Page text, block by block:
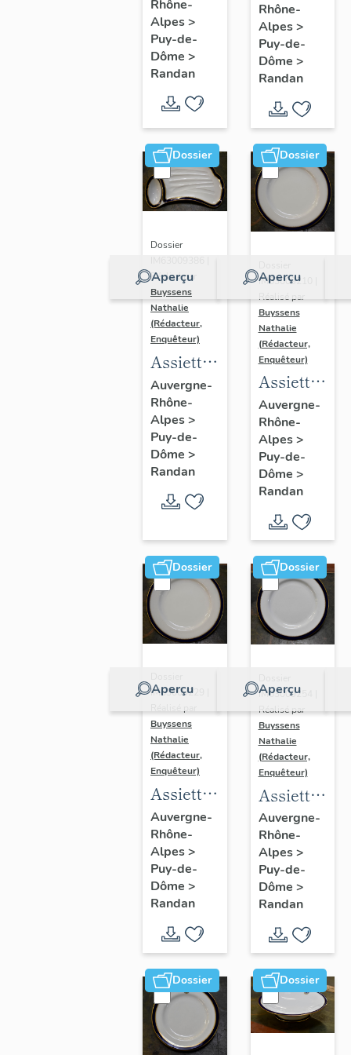
Rhône-
Alpes>
Puy-de-
Dôme >
Randan
Rhône-
Alpes>
Puy-de-
Dôme >
Randan
Dossier
Aperçu
Dossier
Réalisé par
Buyssens
Nathalie
(Rédacteur,
Enquêteur)
Assiette
n° 23
Auvergne-
Rhône-
Alpes>
Puy-de-
Dôme >
Randan
Dossier
Aperçu
IM63009210 |
Réalisé par
Buyssens
Nathalie
(Rédacteur,
Enquêteur)
Assiette
n° 9
Auvergne-
Rhône-
Alpes>
Puy-de-
Dôme >
Randan
Dossier
Aperçu
IM63009229 |
Réalisé par
Buyssens
Nathalie
(Rédacteur,
Enquêteur)
Assiette
n° 28
Auvergne-
Rhône-
Alpes>
Puy-de-
Dôme >
Randan
Dossier
Aperçu
IM63009254 |
Réalisé par
Buyssens
Nathalie
(Rédacteur,
Enquêteur)
Assiette
n° 7
Auvergne-
Rhône-
Alpes>
Puy-de-
Dôme >
Randan
Dossier Dossier